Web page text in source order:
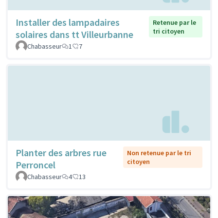
Installer des lampadaires
solaires dans tt Villeurbanne
Retenue par le
tri citoyen
Chabasseur
1 7
Planter des arbres rue
Perroncel
Non retenue par le tri
citoyen
Chabasseur
4 13